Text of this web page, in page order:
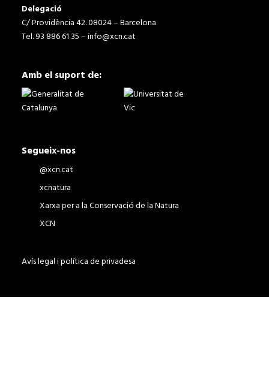
Delegació
C/ Providència 42. 08024 – Barcelona
Tel. 93 886 61 35 –info@xcn.cat
Amb el suport de:
Segueix-nos
@xcn.cat
xcnatura
Xarxa per a la Conservació de la Natura
XCN
Avís legal i política de privadesa